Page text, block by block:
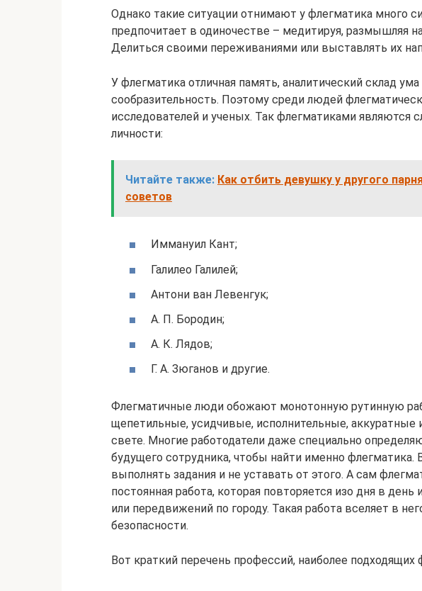
Однако такие ситуации отнимают у флегматика много
предпочитает в одиночестве – медитируя, размышляя
Делиться своими переживаниями или выставлять их
У флегматика отличная память, аналитический склад
сообразительность. Поэтому среди людей
исследователей и ученых. Так флегматиками являются
личности:
Читайте также: Как отбить девушку у другого
советов
Иммануил Кант;
Галилео Галилей;
Антони ван Левенгук;
А. П. Бородин;
А. К. Лядов;
Г. А. Зюганов и другие.
Флегматичные люди обожают монотонную рутинную
щепетильные, усидчивые, исполнительные,
свете. Многие работодатели даже специально
будущего сотрудника, чтобы найти именно флегматика.
выполнять задания и не уставать от этого. А сам
постоянная работа, которая повторяется изо дня в
или передвижений по городу. Такая работа вселяет в
безопасности.
Вот краткий перечень профессий, наиболее подходящих